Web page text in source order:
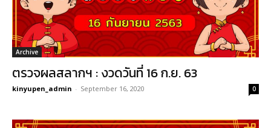
Archive
ตรวจผลสลากฯ : งวดวันที่ 16 ก.ย. 63
kinyupen_admin - September 16, 2020 0